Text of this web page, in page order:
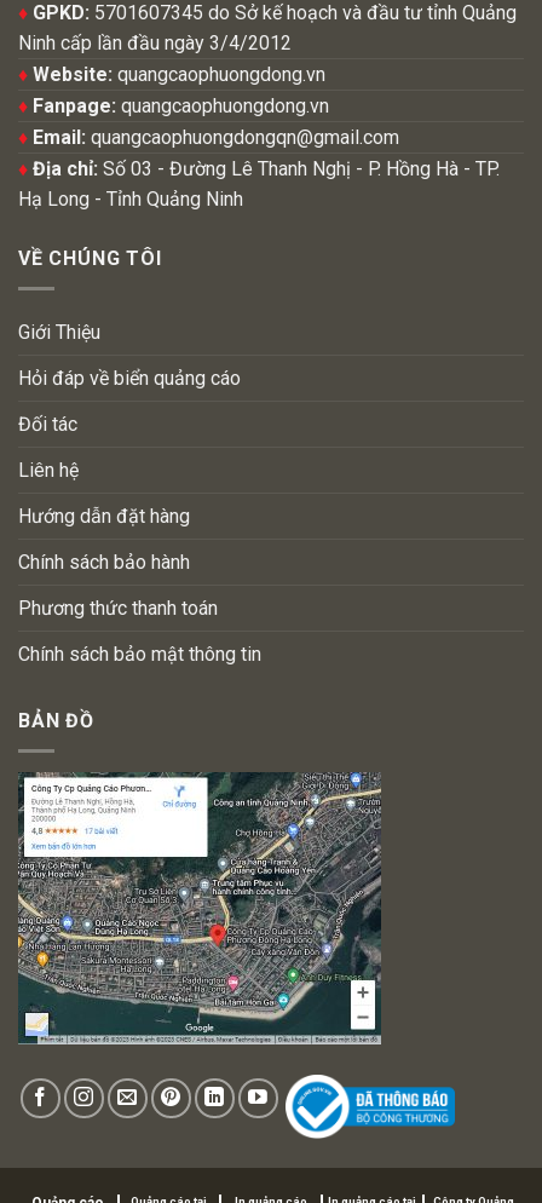
♦ GPKD: 5701607345 do Sở kế hoạch và đầu tư tỉnh Quảng
Ninh cấp lần đầu ngày 3/4/2012
♦ Website: quangcaophuongdong.vn
♦ Fanpage: quangcaophuongdong.vn
♦ Email: quangcaophuongdongqn@gmail.com
♦ Địa chỉ: Số 03 - Đường Lê Thanh Nghị - P. Hồng Hà - TP.
Hạ Long - Tỉnh Quảng Ninh
VỀ CHÚNG TÔI
Giới Thiệu
Hỏi đáp về biển quảng cáo
Đối tác
Liên hệ
Hướng dẫn đặt hàng
Chính sách bảo hành
Phương thức thanh toán
Chính sách bảo mật thông tin
BẢN ĐỒ